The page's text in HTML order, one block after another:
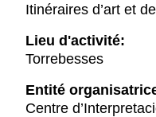
Itinéraires d’art et
Lieu d'activité:
Torrebesses
Entité
Centre